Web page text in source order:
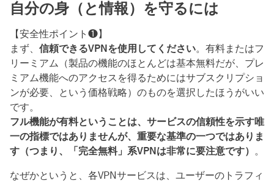
自分の身（と情報）を守るには
【安全性ポイント❶】
まず、 信頼できるVPNを使用してください。有料またはフ
リーミアム（製品の機能のほとんどは基本無料だが、プレ
ミアム機能へのアクセスを得るためにはサブスクリプショ
ンが必要、という価格戦略）のものを選択したほうがいい
です。
フル機能が有料ということは、サービスの信頼性を示す唯
一の指標ではありませんが、重要な基準の一つではありま
す（つまり、「完全無料」系VPNは非常に要注意です） 。
なぜかというと、各VPNサービスは、ユーザーのトラフィ